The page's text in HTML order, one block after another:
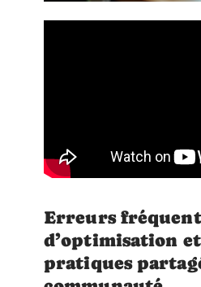
Erreurs
d’optimisation
pratiques